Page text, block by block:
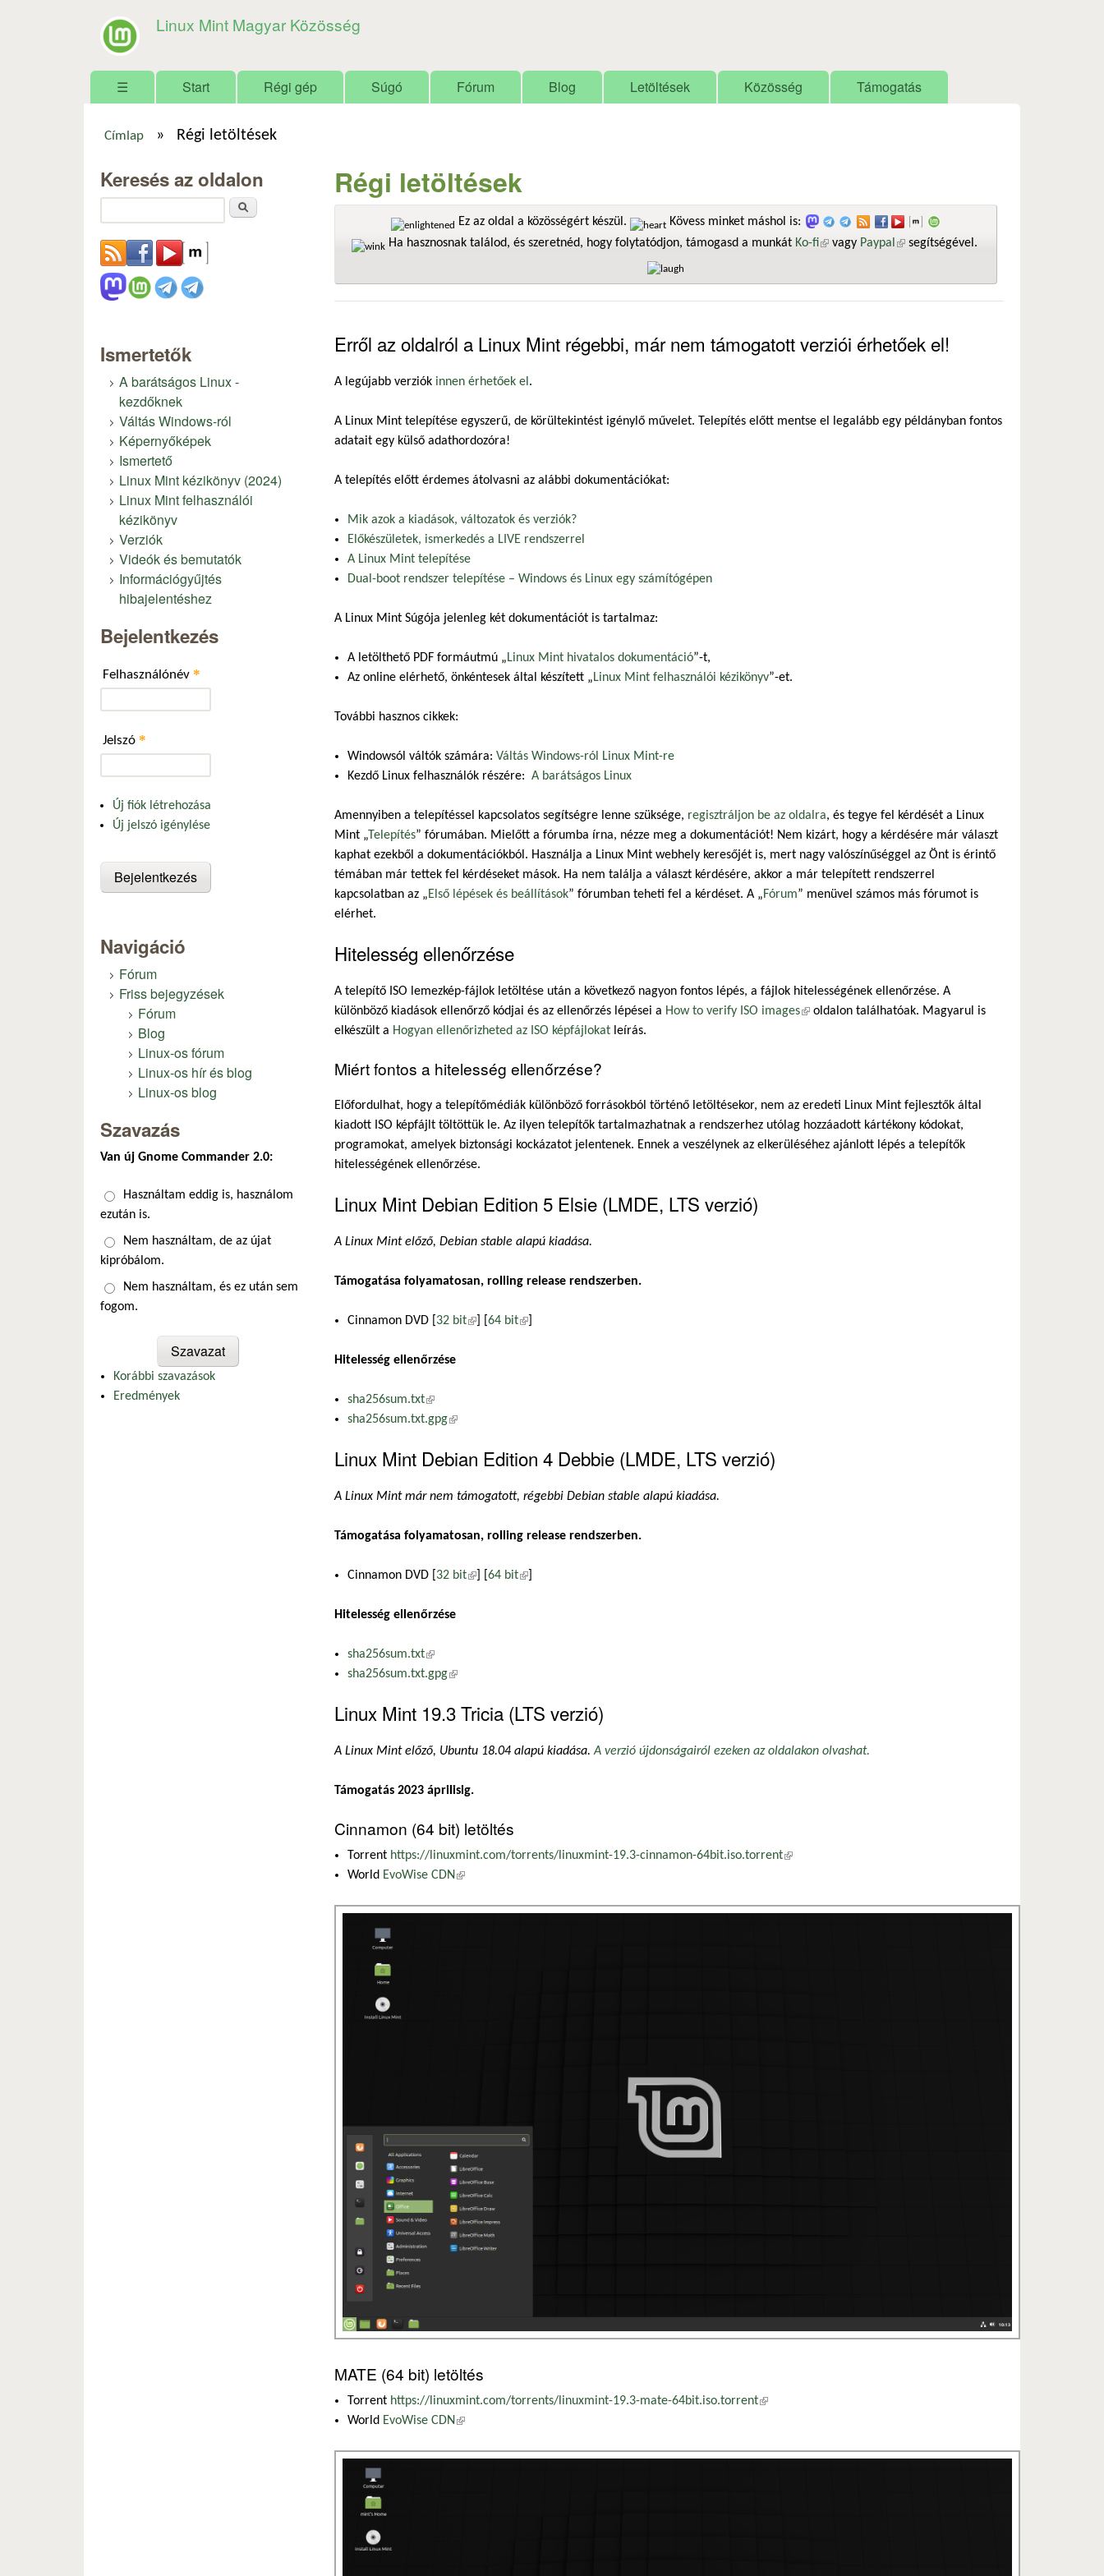
Linux Mint Magyar Közösség
Főmenü
☰ Start Régi gép Súgó Fórum Blog Letöltések Közösség Támogatás
Címlap » Régi letöltések
Régi letöltések
Ez az oldal a közösségért készül.
Kövess minket máshol is:
Ha hasznosnak találod, és szeretnéd, hogy folytatódjon, támogasd a munkát Ko-fi(külső hivatkozás)
vagy Paypal (külső hivatkozás)
segítségével.
Erről az oldalról a Linux Mint régebbi, már nem támogatott verziói érhetőek el!
A legújabb verziók innen érhetőek el .
A Linux Mint telepítése egyszerű, de körültekintést igénylő művelet. Telepítés előtt mentse el legalább egy példányban fontos
adatait egy külső adathordozóra!
A telepítés előtt érdemes átolvasni az alábbi dokumentációkat:
Mik azok a kiadások, változatok és verziók?
Előkészületek, ismerkedés a LIVE rendszerrel
A Linux Mint telepítése
Dual-boot rendszer telepítése – Windows és Linux egy számítógépen
A Linux Mint Súgója jelenleg két dokumentációt is tartalmaz:
A letölthető PDF formáutmú „Linux Mint hivatalos dokumentáció”-t,
Az online elérhető, önkéntesek által készített „Linux Mint felhasználói kézikönyv”-et.
További hasznos cikkek:
Windowsól váltók számára: Váltás Windows-ról Linux Mint-re
Kezdő Linux felhasználók részére: A barátságos Linux
Amennyiben a telepítéssel kapcsolatos segítségre lenne szüksége, regisztráljon be az oldalra, és tegye fel kérdését a Linux
Mint „Telepítés” fórumában. Mielőtt a fórumba írna, nézze meg a dokumentációt! Nem kizárt, hogy a kérdésére már választ
kaphat ezekből a dokumentációkból. Használja a Linux Mint webhely keresőjét is, mert nagy valószínűséggel az Önt is érintő
témában már tettek fel kérdéseket mások. Ha nem találja a választ kérdésére, akkor a már telepített rendszerrel
kapcsolatban az „Első lépések és beállítások” fórumban teheti fel a kérdéset. A „Fórum” menüvel számos más fórumot is
elérhet.
Hitelesség ellenőrzése
A telepítő ISO lemezkép-fájlok letöltése után a következő nagyon fontos lépés, a fájlok hitelességének ellenőrzése. A
különböző kiadások ellenőrző kódjai és az ellenőrzés lépései a How to verify ISO images(külső hivatkozás)
oldalon találhatóak. Magyarul is
elkészült a Hogyan ellenőrizheted az ISO képfájlokat leírás.
Miért fontos a hitelesség ellenőrzése?
Előfordulhat, hogy a telepítőmédiák különböző forrásokból történő letöltésekor, nem az eredeti Linux Mint fejlesztők által
kiadott ISO képfájlt töltöttük le. Az ilyen telepítők tartalmazhatnak a rendszerhez utólag hozzáadott kártékony kódokat,
programokat, amelyek biztonsági kockázatot jelentenek. Ennek a veszélynek az elkerüléséhez ajánlott lépés a telepítők
hitelességének ellenőrzése.
Linux Mint Debian Edition 5 Elsie (LMDE, LTS verzió)
A Linux Mint előző, Debian stable alapú kiadása.
Támogatása folyamatosan, rolling release rendszerben.
Cinnamon DVD [32 bit(külső hivatkozás)
] [64 bit(külső hivatkozás)
]
Hitelesség ellenőrzése
sha256sum.txt(külső hivatkozás)
sha256sum.txt.gpg(külső hivatkozás)
Linux Mint Debian Edition 4 Debbie (LMDE, LTS verzió)
A Linux Mint már nem támogatott, régebbi Debian stable alapú kiadása.
Támogatása folyamatosan, rolling release rendszerben.
Cinnamon DVD [32 bit(külső hivatkozás)
] [64 bit(külső hivatkozás)
]
Hitelesség ellenőrzése
sha256sum.txt(külső hivatkozás)
sha256sum.txt.gpg(külső hivatkozás)
Linux Mint 19.3 Tricia (LTS verzió)
A Linux Mint előző, Ubuntu 18.04 alapú kiadása.A verzió újdonságairól ezeken az oldalakon olvashat.
Támogatás 2023 áprilisig.
Cinnamon (64 bit) letöltés
Torrent https://linuxmint.com/torrents/linuxmint-19.3-cinnamon-64bit.iso.torrent(külső hivatkozás)
World EvoWise CDN (külső hivatkozás)
MATE (64 bit) letöltés
Torrent https://linuxmint.com/torrents/linuxmint-19.3-mate-64bit.iso.torrent(külső hivatkozás)
World EvoWise CDN (külső hivatkozás)
Keresés az oldalon
Ismertetők
A barátságos Linux -
kezdőknek
Váltás Windows-ról
Képernyőképek
Ismertető
Linux Mint kézikönyv (2024)
Linux Mint felhasználói
kézikönyv
Verziók
Videók és bemutatók
Információgyűjtés
hibajelentéshez
Bejelentkezés
Felhasználónév *
Jelszó *
Új fiók létrehozása
Új jelszó igénylése
Navigáció
Fórum
Friss bejegyzések
Fórum
Blog
Linux-os fórum
Linux-os hír és blog
Linux-os blog
Szavazás
Van új Gnome Commander 2.0:
Választások
Használtam eddig is, használom
ezután is.
Nem használtam, de az újat
kipróbálom.
Nem használtam, és ez után sem
fogom.
Korábbi szavazások
Eredmények